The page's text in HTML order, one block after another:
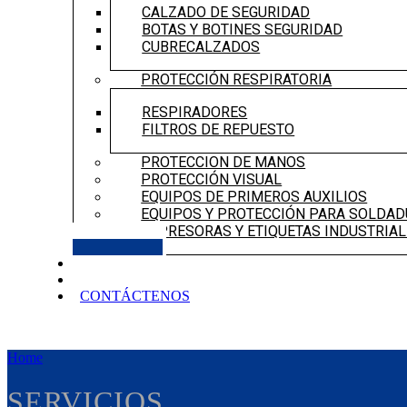
CALZADO DE SEGURIDAD
BOTAS Y BOTINES SEGURIDAD
CUBRECALZADOS
PROTECCIÓN RESPIRATORIA
RESPIRADORES
FILTROS DE REPUESTO
PROTECCION DE MANOS
PROTECCIÓN VISUAL
EQUIPOS DE PRIMEROS AUXILIOS
EQUIPOS Y PROTECCIÓN PARA
IMPRESORAS Y ETIQUETAS
CONTÁCTENOS
Home